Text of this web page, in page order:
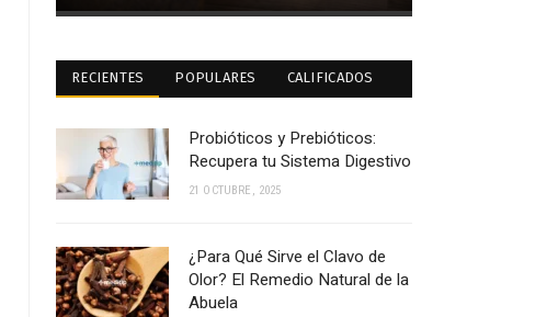
RECIENTES POPULARES CALIFICADOS
Probióticos y Prebióticos:
Recupera tu Sistema Digestivo
21 OCTUBRE, 2025
¿Para Qué Sirve el Clavo de
Olor? El Remedio Natural de la
Abuela